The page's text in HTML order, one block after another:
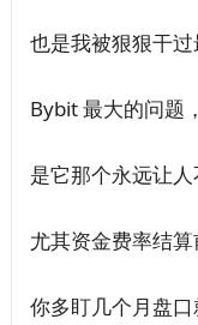
也是我被狠狠干过
Bybit 最大的问题
是它那个永远让人
尤其资金费率结算
你多盯几个月盘